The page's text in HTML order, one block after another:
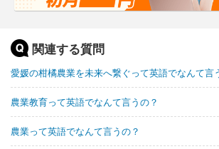
関連する質問
愛媛の柑橘農業を未来へ繋ぐって英語でなんて言
農業教育って英語でなんて言うの？
農業って英語でなんて言うの？